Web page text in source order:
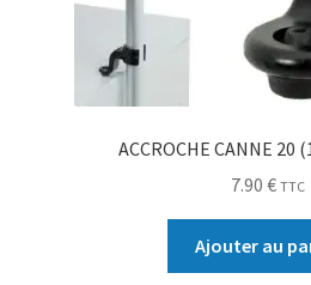
0.00 €
ACCROCHE CANNE 20
7.90 € TTC
Ajouter au